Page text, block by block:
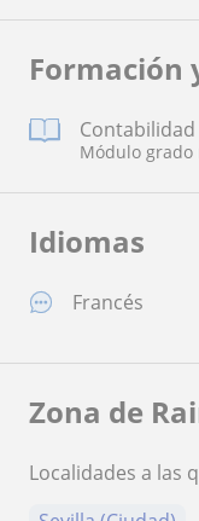
Formación
Contabilidad
Módulo
Idiomas
Francés
Zona de
Localidades a las